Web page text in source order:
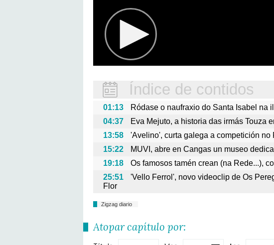
Índice de contidos
01:13
Ródase o naufraxio do Santa Isabel na
04:37
Eva Mejuto, a historia das irmás Touza
13:58
'Avelino', curta galega a competición no
15:22
MUVI, abre en Cangas un museo
19:18
Os famosos tamén crean (na Rede...),
25:51
'Vello Ferrol', novo videoclip de Os
Flor
Zigzag diario
Atopar capítulo por: